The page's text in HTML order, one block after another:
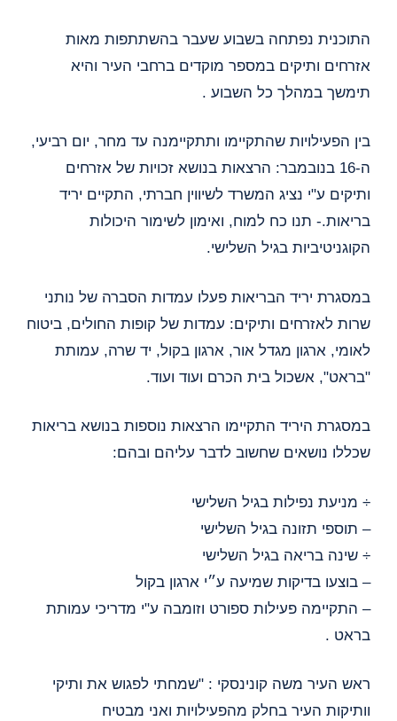
התוכנית נפתחה בשבוע שעבר בהשתתפות מאות
אזרחים ותיקים במספר מוקדים ברחבי העיר והיא
תימשך במהלך כל השבוע .
בין הפעילויות שהתקיימו ותתקיימנה עד מחר, יום רביעי,
ה-16 בנובמבר: הרצאות בנושא זכויות של אזרחים
ותיקים ע"י נציג המשרד לשיווין חברתי, התקיים יריד
בריאות.- תנו כח למוח, ואימון לשימור היכולות
הקוגניטיביות בגיל השלישי.
במסגרת יריד הבריאות פעלו עמדות הסברה של נותני
שרות לאזרחים ותיקים: עמדות של קופות החולים, ביטוח
לאומי, ארגון מגדל אור, ארגון בקול, יד שרה, עמותת
"בראט", אשכול בית הכרם ועוד ועוד.
במסגרת היריד התקיימו הרצאות נוספות בנושא בריאות
שכללו נושאים שחשוב לדבר עליהם ובהם:
÷ מניעת נפילות בגיל השלישי
– תוספי תזונה בגיל השלישי
÷ שינה בריאה בגיל השלישי
– בוצעו בדיקות שמיעה ע״י ארגון בקול
– התקיימה פעילות ספורט וזומבה ע"י מדריכי עמותת
בראט .
ראש העיר משה קונינסקי : "שמחתי לפגוש את ותיקי
וותיקות העיר בחלק מהפעילויות ואני מבטיח